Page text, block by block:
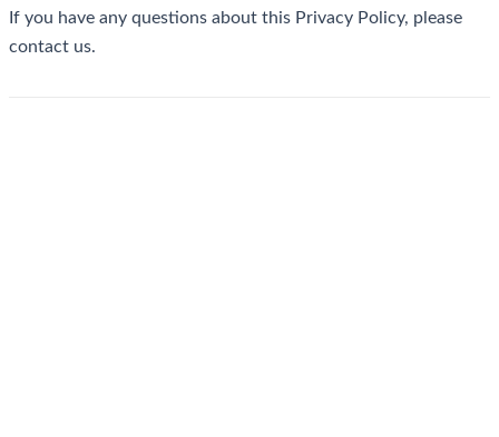
If you have any questions about this Privacy Policy, please
contact us.